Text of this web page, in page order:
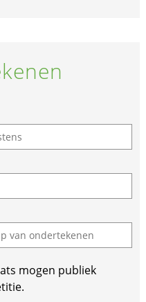
mogen publiek